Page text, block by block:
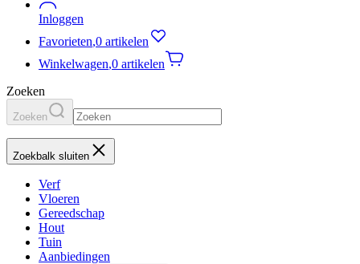
Inloggen
Favorieten,0 artikelen
Winkelwagen,0 artikelen
Zoeken
Zoeken
Zoekbalk sluiten
Verf
Vloeren
Gereedschap
Hout
Tuin
Aanbiedingen